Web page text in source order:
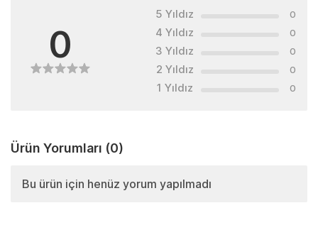
0
5 Yıldız 0
4 Yıldız 0
3 Yıldız 0
2 Yıldız 0
1 Yıldız 0
Ürün Yorumları (0)
Bu ürün için henüz yorum yapılmadı